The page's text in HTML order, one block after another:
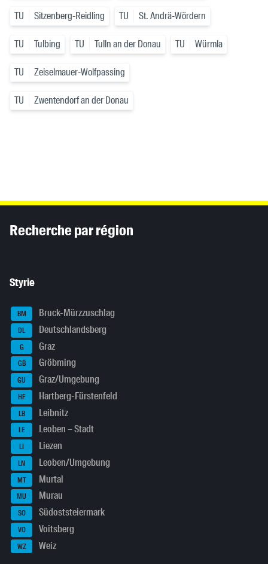
TU Sitzenberg-Reidling TU St. Andrä-Wördern
TU Tulbing TU Tulln an der Donau TU Würmla
TU Zeiselmauer-Wolfpassing
TU Zwentendorf an der Donau
Recherche par région
Styrie
BM Bruck-Mürzzuschlag
DL Deutschlandsberg
G Graz
GB Gröbming
GU Graz/Umgebung
HF Hartberg-Fürstenfeld
LB Leibnitz
LE Leoben – Stadt
LI Liezen
LN Leoben/Umgebung
MT Murtal
MU Murau
SO Südoststeiermark
VO Voitsberg
WZ Weiz